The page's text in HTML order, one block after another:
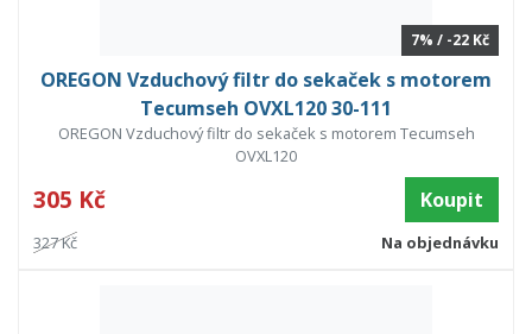
7% / -22 Kč
OREGON Vzduchový filtr do sekaček s motorem
Tecumseh OVXL120 30-111
OREGON Vzduchový filtr do sekaček s motorem Tecumseh
OVXL120
305 Kč Koupit
327 Kč Na objednávku